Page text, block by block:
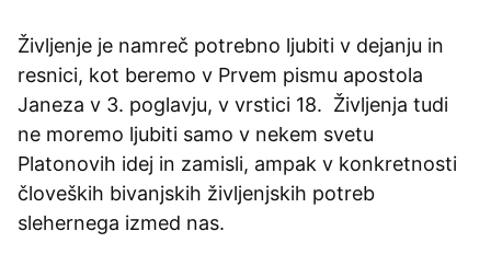
Življenje je namreč potrebno ljubiti v dejanju in
resnici, kot beremo v Prvem pismu apostola
Janeza v 3. poglavju, v vrstici 18. Življenja tudi
ne moremo ljubiti samo v nekem svetu
Platonovih idej in zamisli, ampak v konkretnosti
človeških bivanjskih življenjskih potreb
slehernega izmed nas.